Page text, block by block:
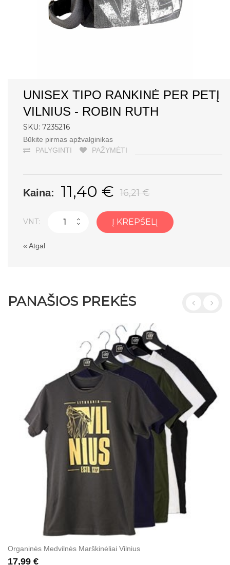
UNISEX TIPO RANKINĖ PER PETĮ
VILNIUS - ROBIN RUTH
SKU: 7235216
Būkite pirmas apžvalginikas
PALYGINTI
PAŽYMĖTI
Kaina: 16,21 €
11,40 €
VNT: Į KREPŠELĮ
« Atgal
PANAŠIOS PREKĖS
Organinės Medvilnės Marškinėliai Vilnius
17,99 €